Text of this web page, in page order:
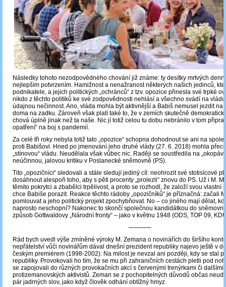
Následky tohoto nezodpovědného chování již známe: ty desítky mrtvých
nejlepším potvrzením. Hamižnost a nenažranost některých našich jedinců,
podnikatele, a jejich politických „ochránců“ z tzv. opozice přinesla své trpké
nikdo z těchto politiků ke své zodpovědnosti nehlásí a všechno svádí na
údajnou nečinnost. Ano, vláda mohla být aktivnější a Babiš nemusel jezdit na
doma na zadku. Zároveň však platí také to, že v zemích skutečně
chová úplně jinak než ta naše. Nic jí totiž celou tu dobu nebránilo v tom
opatření“ na boj s pandemií.
Za celé tři roky nebyla totiž tato „opozice“ schopna dohodnout se ani na
proti Babišovi. Hned po jmenování jeho druhé vlády (27. 6. 2018) mohla
„stínovou“ vládu. Neudělala však vůbec nic. Raději se soustředila na
neúčinnou, jalovou kritiku v Poslanecké sněmovně (PS).
Tito „opozičníci“ sledovali a stále sledují jediný cíl: neohrozit své stotisícové
dosáhnout alespoň toho, aby s pěti procenty „prolezli“ znovu do PS. Už i M.
těmito pokrytci a zbabělci trpělivost, a proto se rozhodl, že založí svou vlastní
chce Babiše porazit. Reakce těchto rádoby „opozičníků“ je příznačná: začali
pomlouvat a jeho politický projekt zpochybňovat. No – co jiného mají dělat,
naprosto neschopní? Nakonec to skončí společnou kandidátkou do
způsob Gottwaldovy „Národní fronty“ – jako v květnu 1948 (ODS, TOP 09,
─────
Rád bych uvedl výše zmíněné výroky M. Zemana o novinářích do širšího
nepřátelství vůči novinářům dával dnešní prezident republiky najevo ještě v
českým premiérem (1998-2002). Na milost je nevzal ani později, kdy se stal
republiky. Provokovali ho tím, že se mu při zahraničních cestách pletli pod
se zapojovali do různých provokačních akcí s červenými trenýrkami či dalšími
protizemanovských aktivistů. Zeman se z pochopitelných důvodů občas
pár jadrných slov, jako když člověk odhání obtížný hmyz.